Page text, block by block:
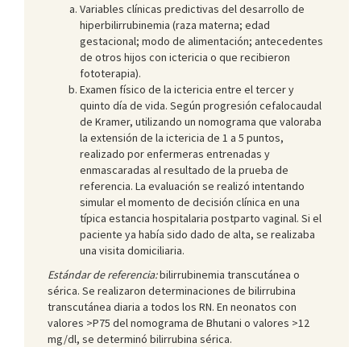
Variables clínicas predictivas del desarrollo de
hiperbilirrubinemia (raza materna; edad
gestacional; modo de alimentación; antecedentes
de otros hijos con ictericia o que recibieron
fototerapia).
Examen físico de la ictericia entre el tercer y
quinto día de vida. Según progresión cefalocaudal
de Kramer, utilizando un nomograma que valoraba
la extensión de la ictericia de 1 a 5 puntos,
realizado por enfermeras entrenadas y
enmascaradas al resultado de la prueba de
referencia. La evaluación se realizó intentando
simular el momento de decisión clínica en una
típica estancia hospitalaria postparto vaginal. Si el
paciente ya había sido dado de alta, se realizaba
una visita domiciliaria.
Estándar de referencia:bilirrubinemia transcutánea o
sérica. Se realizaron determinaciones de bilirrubina
transcutánea diaria a todos los RN. En neonatos con
valores >P75 del nomograma de Bhutani o valores >12
mg/dl, se determinó bilirrubina sérica.